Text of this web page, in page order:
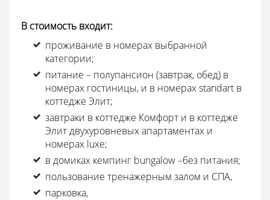
В стоимость входит:
проживание в номерах выбранной
категории;
питание – полупансион (завтрак, обед) в
номерах гостиницы, и в номерах standart в
коттедже Элит;
завтраки в коттедже Комфорт и в коттедже
Элит двухуровневых апартаментах и
номерах luxe;
в домиках кемпинг bungalow –без питания;
пользование тренажерным залом и СПА,
парковка,